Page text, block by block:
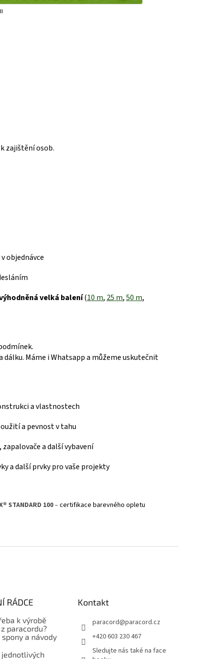
zajištění osob.
objednávce
velká balení(10 m, 25 m,50 m,
dálku. Máme i Whatsapp a můžeme uskutečnit
a vlastnostech
a pevnost v tahu
a další vybavení
a další prvky pro vaše projekty
STANDARD 100–certifikace barevného opletu
RÁDCE
k výrobě
paracordu?
a návody
Kontakt
paracord@paracord.cz
+420 603 230 467
Sledujte nás také na face